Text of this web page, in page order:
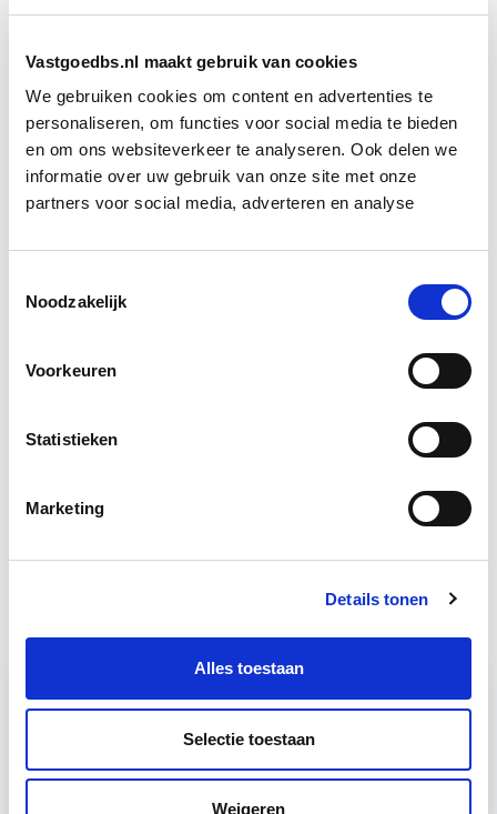
Vastgoedbs.nl maakt gebruik van cookies
We gebruiken cookies om content en advertenties te
personaliseren, om functies voor social media te bieden
en om ons websiteverkeer te analyseren. Ook delen we
informatie over uw gebruik van onze site met onze
partners voor social media, adverteren en analyse
Noodzakelijk
Voorkeuren
Statistieken
Marketing
Details tonen
Alles toestaan
Selectie toestaan
Weigeren
kunnen deze plannen een vliegwiel worden voor meer
woningen in het middenhuursegment — zonder dat
partijen elkaar in de weg zitten. Dat vraagt
samenwerking, visie en een bereidheid om buiten de
gebaande paden te denken.
Boeiend verhaal? Duik dan eens
Vastgoedrecht & Bouwrecht Start wo 16 sep
Business Case voor Vastgoed- &
Projectontwikkeling